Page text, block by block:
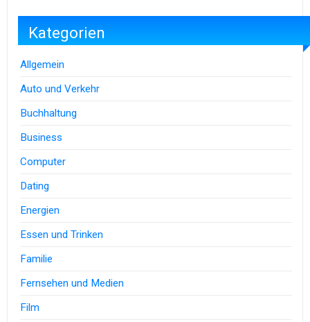
Kategorien
Allgemein
Auto und Verkehr
Buchhaltung
Business
Computer
Dating
Energien
Essen und Trinken
Familie
Fernsehen und Medien
Film